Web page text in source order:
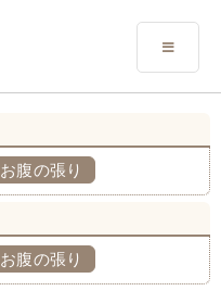
お腹の張り
お腹の張り